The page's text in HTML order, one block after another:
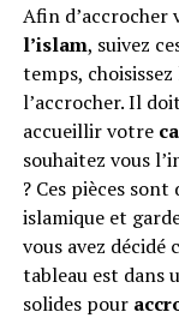
Afin d’accrocher
l’islam, suivez
temps,
l’accrocher. Il
accueillir votre
souhaitez vous
? Ces pièces
islamique et
vous avez décidé
tableau est dans
solides pour